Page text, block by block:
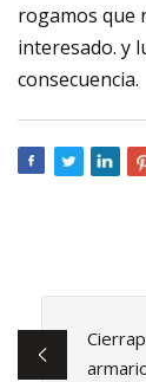
rogamos que
interesado. y
consecuencia.